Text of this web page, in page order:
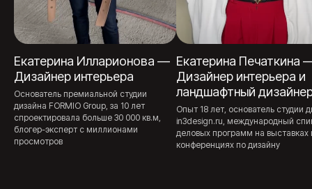
Екатерина Илларионова —
Дизайнер интерьера
Основатель премиальной студии
дизайна FORMIO Group, за 10 лет
спроектировала больше 30 000 кв.м,
блогер-эксперт с миллионами
просмотров
Екатерина Печаткина
Дизайнер интерьера и
ландшафтный
Опыт 18 лет, основатель студии
in3design.ru, международный
деловых программ на выставках
конференциях по дизайну
почта
info@burevent.ru
+7 (495) 974-01-86
связи